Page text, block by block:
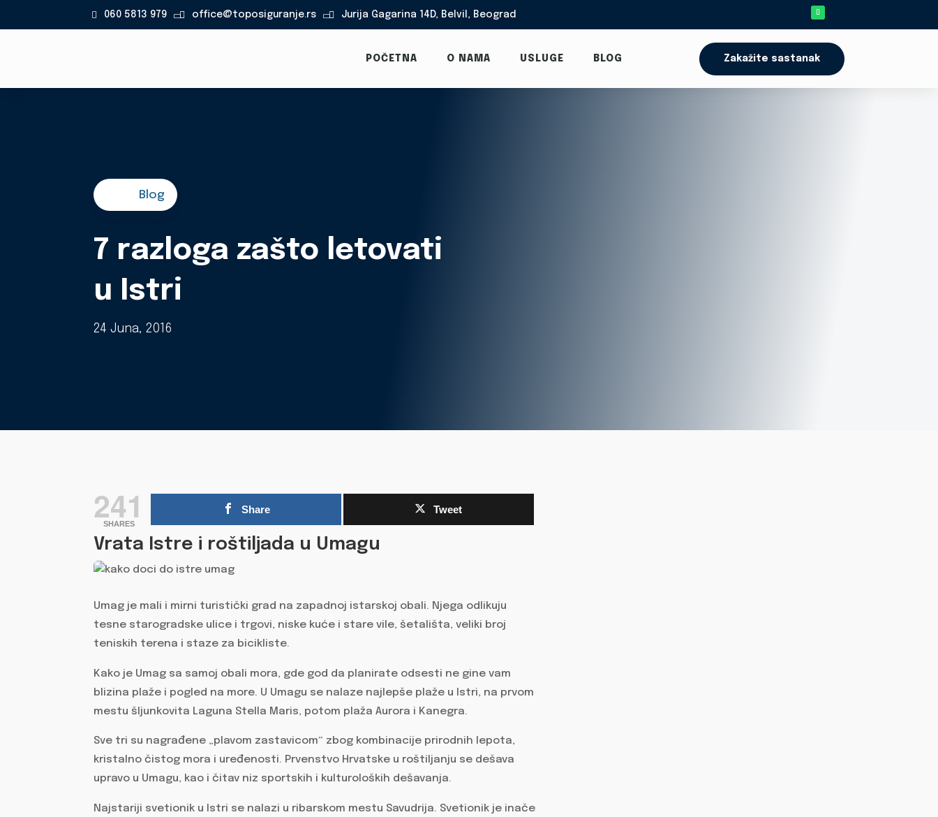
060 5813 979  office@toposiguranje.rs  Jurija Gagarina 14D, Belvil, Beograd
POČETNA O NAMA USLUGE BLOG Zakažite sastanak
Blog
7 razloga zašto letovati
u Istri
24 Juna, 2016
241
SHARES
Share Tweet
Vrata Istre i roštiljada u Umagu
Umag je mali i mirni turistički grad na zapadnoj istarskoj obali. Njega odlikuju
tesne starogradske ulice i trgovi, niske kuće i stare vile, šetališta, veliki broj
teniskih terena i staze za bicikliste.
Kako je Umag sa samoj obali mora, gde god da planirate odsesti ne gine vam
blizina plaže i pogled na more. U Umagu se nalaze najlepše plaže u Istri, na prvom
mestu šljunkovita Laguna Stella Maris, potom plaža Aurora i Kanegra.
Sve tri su nagrađene „plavom zastavicom“ zbog kombinacije prirodnih lepota,
kristalno čistog mora i uređenosti. Prvenstvo Hrvatske u roštiljanju se dešava
upravo u Umagu, kao i čitav niz sportskih i kulturoloških dešavanja.
Najstariji svetionik u Istri se nalazi u ribarskom mestu Savudrija. Svetionik je inače